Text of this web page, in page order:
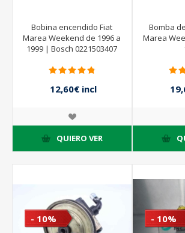
Bobina encendido Fiat
Marea Weekend de 1996 a
1999 | Bosch 0221503407
12,60€ incl
impuestos
QUIERO VER
Bomba
Marea
- 10% - 10%